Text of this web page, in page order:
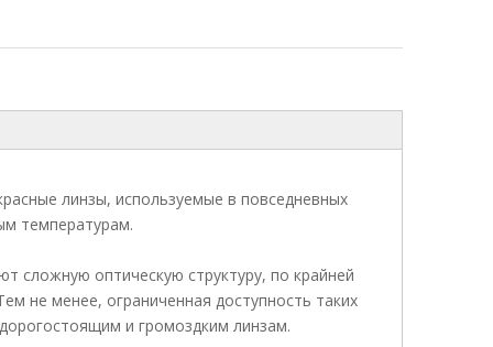
линзы, используемые в повседневных
температурам.
сложную оптическую структуру, по крайней
не менее, ограниченная доступность таких
и громоздким линзам.